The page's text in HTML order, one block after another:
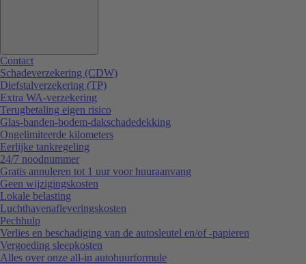
Contact
Schadeverzekering (CDW)
Diefstalverzekering (TP)
Extra WA-verzekering
Terugbetaling eigen risico
Glas-banden-bodem-dakschadedekking
Ongelimiteerde kilometers
Eerlijke tankregeling
24/7 noodnummer
Gratis annuleren tot 1 uur voor huuraanvang
Geen wijzigingskosten
Lokale belasting
Luchthavenafleveringskosten
Pechhulp
Verlies en beschadiging van de autosleutel en/of -papieren
Vergoeding sleepkosten
Alles over onze all-in autohuurformule